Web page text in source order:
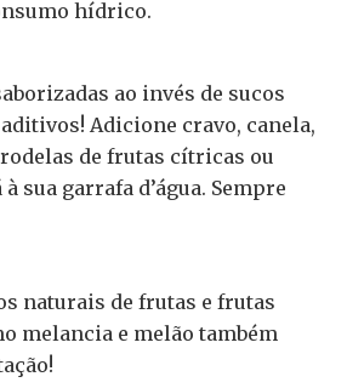
hídrico.
ao invés de sucos
Adicione cravo, canela,
de frutas cítricas ou
sua garrafa d’água. Sempre
naturais de frutas e frutas
melancia e melão também